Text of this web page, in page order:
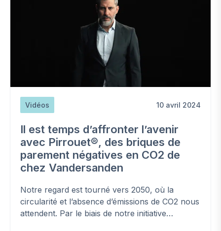
Vidéos 10 avril 2024
Il est temps d’affronter l’avenir
avec Pirrouet®, des briques de
parement négatives en CO2 de
chez Vandersanden
Notre regard est tourné vers 2050, où la
circularité et l’absence d’émissions de CO2 nous
attendent. Par le biais de notre initiative